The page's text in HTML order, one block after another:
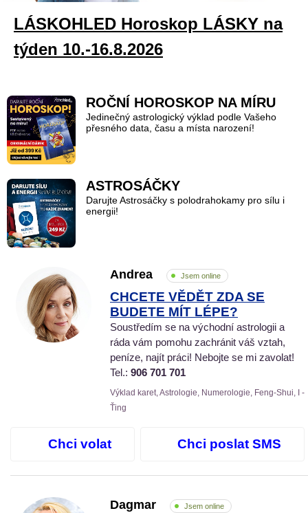
LÁSKOHLED Horoskop LÁSKY na
týden 10.-16.8.2026
ROČNÍ HOROSKOP NA MÍRU
Jedinečný astrologický výklad podle Vašeho
přesného data, času a místa narození!
ASTROSÁČKY
Darujte Astrosáčky s polodrahokamy pro sílu i
energii!
Andrea Jsem online
CHCETE VĚDĚT ZDA SE
BUDETE MÍT LÉPE?
Soustředím se na východní astrologii a
ráda vám pomohu zachránit váš vztah,
peníze, najít práci! Nebojte se mi zavolat!
Tel.: 906 701 701
Výklad karet, Astrologie, Numerologie, Feng-Shui, I -
Ťing
Chci volat Chci poslat SMS
Dagmar Jsem online